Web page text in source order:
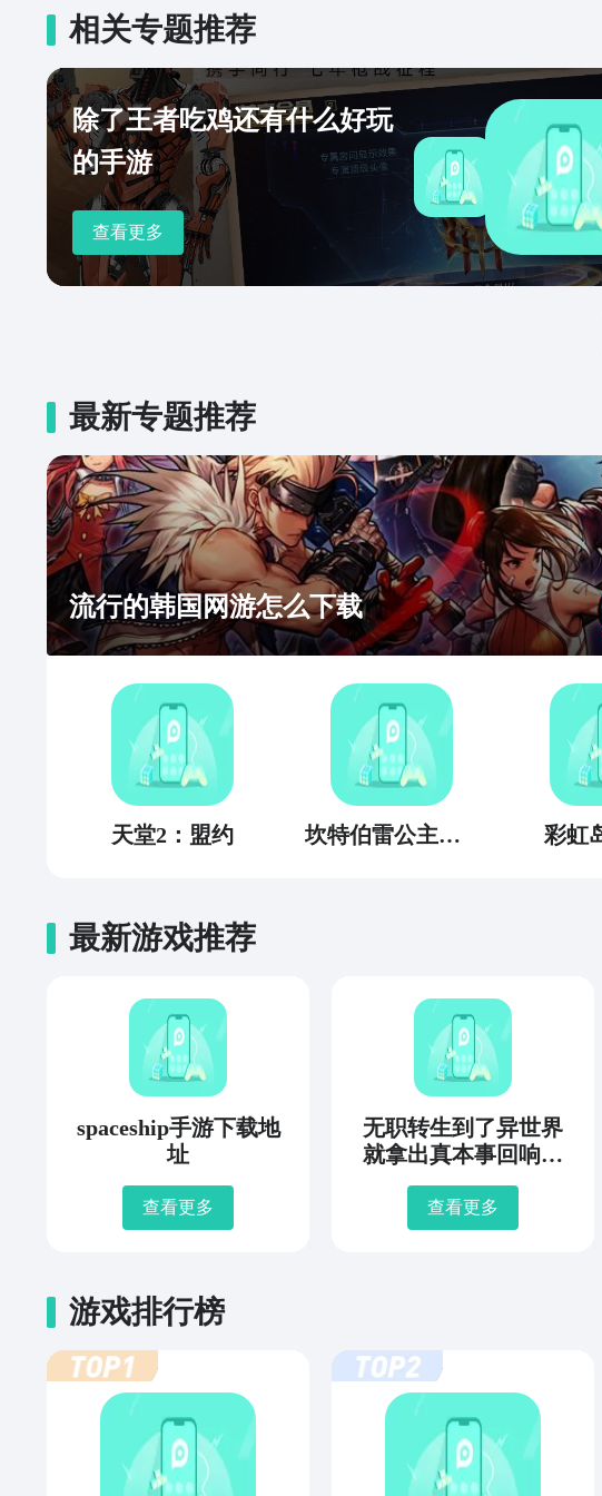
相关专题推荐
除了王者吃鸡还有什么好玩
的手游
查看更多
最新专题推荐
流行的韩国网游怎么下载
天堂2：盟约 坎特伯雷公主与骑士唤醒冠军之剑的奇幻冒险 彩虹
最新游戏推荐
spaceship手游下载地
址
查看更多
无职转生到了异世界
就拿出真本事回响编
年史下载地址
查看更多
游戏排行榜